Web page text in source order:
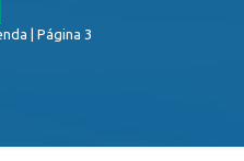
| Página 3